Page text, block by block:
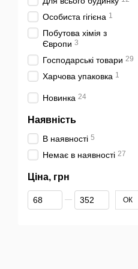
Особиста гігієна 1
Побутова хімія з
Європи 3
Господарські товари 29
Харчова упаковка 1
Новинка 24
Наявність
В наявності 5
Немає в наявності 27
Ціна, грн
Від Ціна, грн
До Ціна, грн ОК